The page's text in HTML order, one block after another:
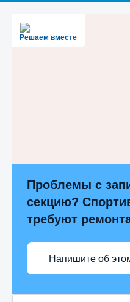
Решаем вместе
Проблемы с
секцию?
требуют
Напишите об